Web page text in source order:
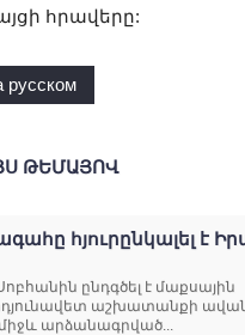
հրավերը:
русском
ԹԵՄԱՅՈՎ
հյուրընկալել է
ընդգծել է մաքսային
աշխատանքի
արձանագրված...